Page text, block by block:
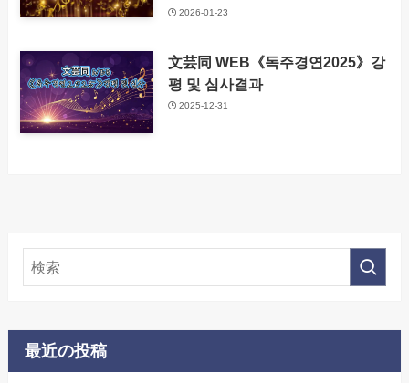
2026-01-23
文芸同 WEB《독주경연2025》강
평 및 심사결과
2025-12-31
最近の投稿